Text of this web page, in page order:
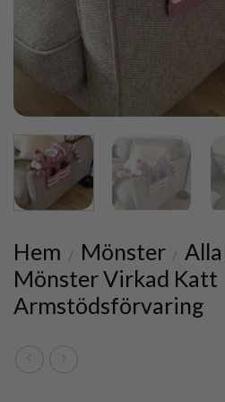
Hem / Mönster /
Mönster Virkad Katt
Armstödsförvaring